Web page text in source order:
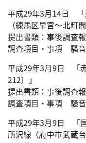
平成29年3月14日 「
（練馬区早宮～北町
提出書類：事後調査
調査項目・事項 騒
平成29年3月9日 「
212〕」
提出書類：事後調査
調査項目・事項 騒
平成29年3月9日 「
所沢線（府中市武蔵